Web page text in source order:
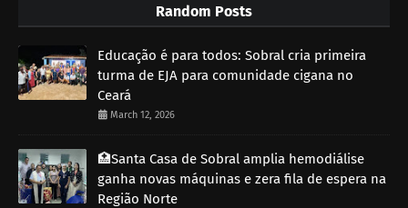
Random Posts
Educação é para todos: Sobral cria primeira
turma de EJA para comunidade cigana no
Ceará
March 12, 2026
🏥Santa Casa de Sobral amplia hemodiálise
ganha novas máquinas e zera fila de espera na
Região Norte